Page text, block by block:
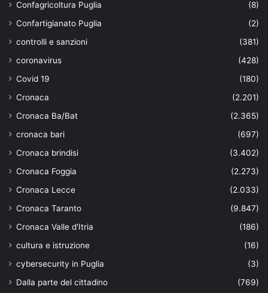
Confagricoltura Puglia
(8)
Confartigianato Puglia
(2)
controlli e sanzioni
(381)
coronavirus
(428)
Covid 19
(180)
Cronaca
(2.201)
Cronaca Ba/Bat
(2.365)
cronaca bari
(697)
Cronaca brindisi
(3.402)
Cronaca Foggia
(2.273)
Cronaca Lecce
(2.033)
Cronaca Taranto
(9.847)
Cronaca Valle d'Itria
(186)
cultura e istruzione
(16)
cybersecurity in Puglia
(3)
Dalla parte del cittadino
(769)